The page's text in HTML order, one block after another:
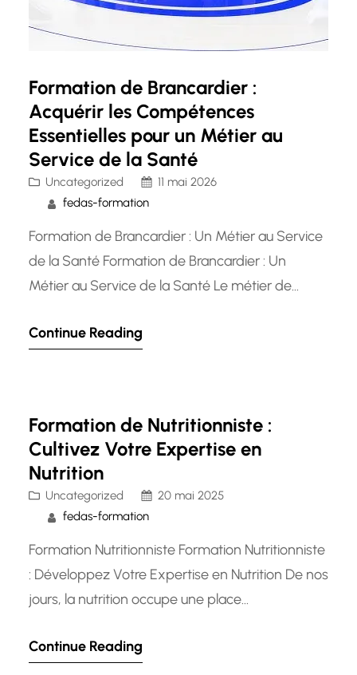
Formation de Brancardier :
Acquérir les Compétences
Essentielles pour un Métier au
Service de la Santé
Uncategorized
11 mai 2026
fedas-formation
Formation de Brancardier : Un Métier au Service
de la Santé Formation de Brancardier : Un
Métier au Service de la Santé Le métier de
santé, jouant un rôle crucial dans le transport et
Continue Reading
Formation de Nutritionniste :
Cultivez Votre Expertise en
Nutrition
Uncategorized
20 mai 2025
fedas-formation
Formation Nutritionniste Formation Nutritionniste
: Développez Votre Expertise en Nutrition De nos
jours, la nutrition occupe une place
le bien-être sont des préoccupations majeures.
Continue Reading